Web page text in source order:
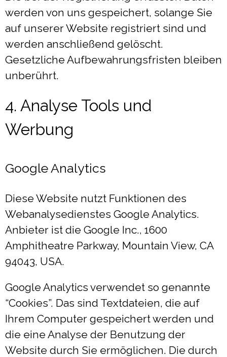
werden von uns gespeichert, solange Sie
auf unserer Website registriert sind und
werden anschließend gelöscht.
Gesetzliche Aufbewahrungsfristen bleiben
unberührt.
4. Analyse Tools und
Werbung
Google Analytics
Diese Website nutzt Funktionen des
Webanalysedienstes Google Analytics.
Anbieter ist die Google Inc., 1600
Amphitheatre Parkway, Mountain View, CA
94043, USA.
Google Analytics verwendet so genannte
“Cookies”. Das sind Textdateien, die auf
Ihrem Computer gespeichert werden und
die eine Analyse der Benutzung der
Website durch Sie ermöglichen. Die durch